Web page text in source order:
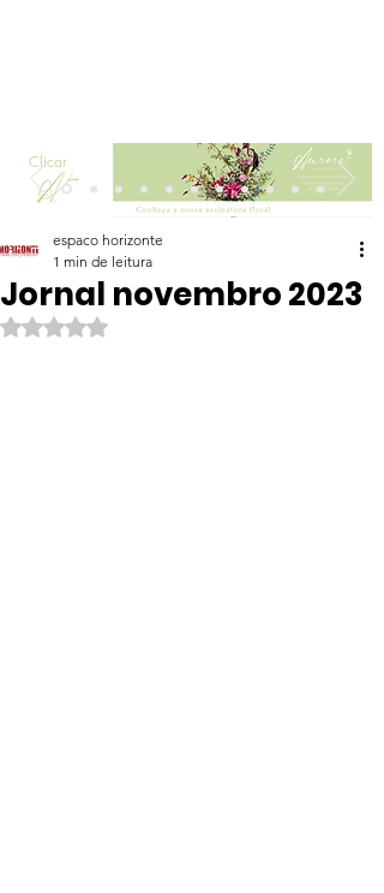
Clicar
Jornal novembro 2023
espaco horizonte
1 min de leitura
Avaliado com NaN de 5 estrelas.